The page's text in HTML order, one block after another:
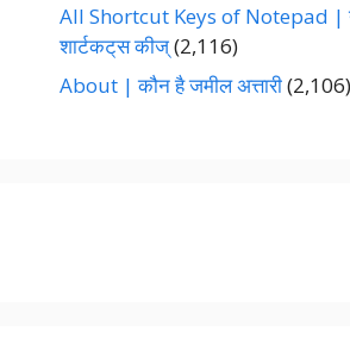
All Shortcut Keys of Notepad |
शार्टकट्‌स कीज्‌(2,116)
About | कौन है जमील अत्तारी(2,106)